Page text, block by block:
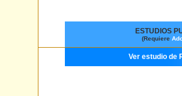
ESTUDIOS
(Requiere
Ver estudio de